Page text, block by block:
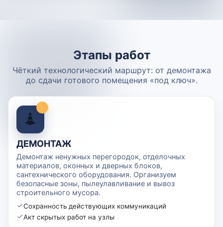
Этапы работ
Чёткий технологический маршрут: от демонтажа
до сдачи готового помещения «под ключ».
ДЕМОНТАЖ
Демонтаж ненужных перегородок, отделочных
материалов, оконных и дверных блоков,
сантехнического оборудования. Организуем
безопасные зоны, пылеулавливание и вывоз
строительного мусора.
Сохранность действующих коммуникаций
Акт скрытых работ на узлы